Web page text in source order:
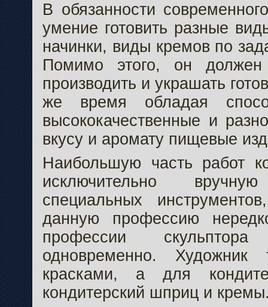
В обязанности
умение готовить разные
начинки, виды кремов по
Помимо этого, он должен
производить и украшать
же время обладая
высококачественные и
вкусу и аромату пищевые
Наибольшую часть работ
исключительно
специальных
данную профессию
профессии
одновременно.
красками, а для
кондитерский шприц и